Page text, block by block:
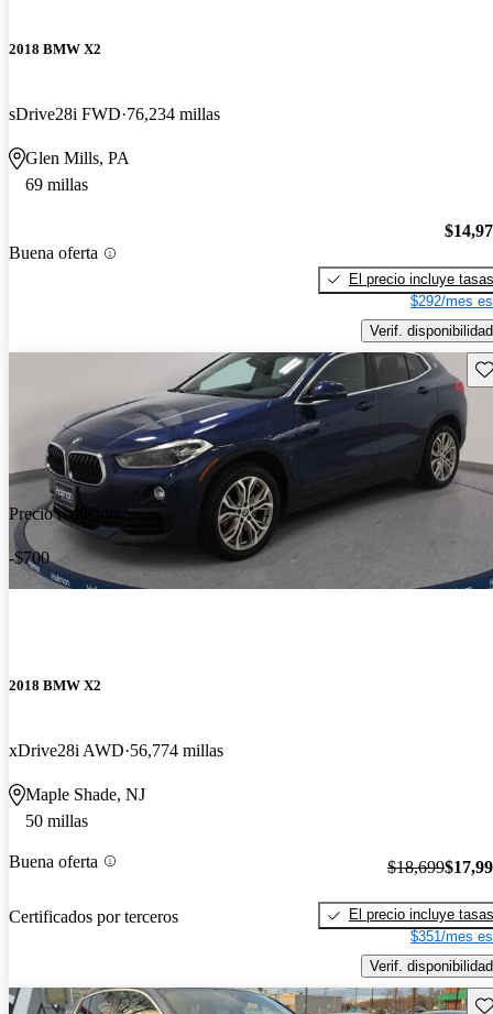
2018 BMW X2
sDrive28i FWD 76,234 millas
Glen Mills, PA
69 millas
Buena oferta
El precio incluye tasas
$292/mes
Verif. disponibilidad
Precio reducido
-$700
2018 BMW X2
xDrive28i AWD 56,774 millas
Maple Shade, NJ
50 millas
Buena oferta
Certificados por terceros
$18,699
El precio incluye tasas
$351/mes
Verif. disponibilidad